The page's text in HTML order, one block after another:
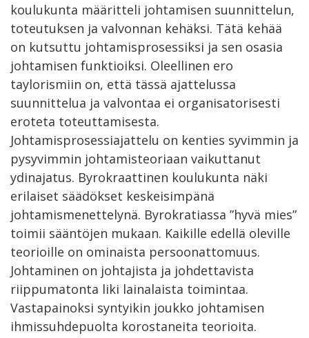
koulukunta määritteli johtamisen suunnittelun,
toteutuksen ja valvonnan kehäksi. Tätä kehää
on kutsuttu johtamisprosessiksi ja sen osasia
johtamisen funktioiksi. Oleellinen ero
taylorismiin on, että tässä ajattelussa
suunnittelua ja valvontaa ei organisatorisesti
eroteta toteuttamisesta.
Johtamisprosessiajattelu on kenties syvimmin ja
pysyvimmin johtamisteoriaan vaikuttanut
ydinajatus. Byrokraattinen koulukunta näki
erilaiset säädökset keskeisimpänä
johtamismenettelynä. Byrokratiassa ”hyvä mies”
toimii sääntöjen mukaan. Kaikille edellä oleville
teorioille on ominaista persoonattomuus.
Johtaminen on johtajista ja johdettavista
riippumatonta liki lainalaista toimintaa.
Vastapainoksi syntyikin joukko johtamisen
ihmissuhdepuolta korostaneita teorioita.